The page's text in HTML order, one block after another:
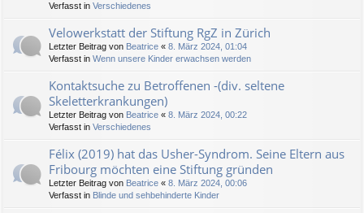
Verfasst in Verschiedenes
Velowerkstatt der Stiftung RgZ in Zürich
Letzter Beitrag von Beatrice « 8. März 2024, 01:04
Verfasst in Wenn unsere Kinder erwachsen werden
Kontaktsuche zu Betroffenen -(div. seltene
Skeletterkrankungen)
Letzter Beitrag von Beatrice « 8. März 2024, 00:22
Verfasst in Verschiedenes
Félix (2019) hat das Usher-Syndrom. Seine Eltern aus
Fribourg möchten eine Stiftung gründen
Letzter Beitrag von Beatrice « 8. März 2024, 00:06
Verfasst in Blinde und sehbehinderte Kinder